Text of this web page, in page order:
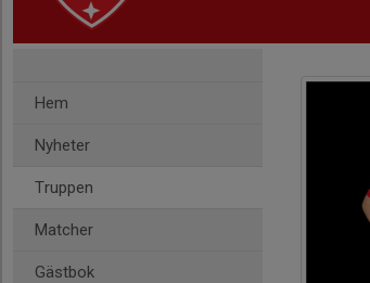
Hem
Nyheter
Truppen
Matcher
Gästbok